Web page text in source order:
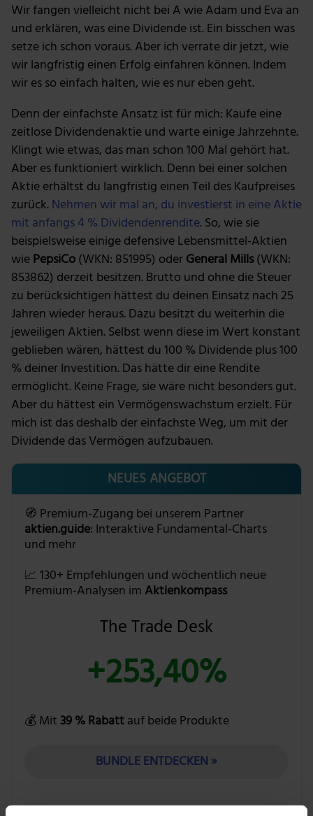
Wir fangen vielleicht nicht bei A wie Adam und Eva an
und erklären, was eine Dividende ist. Ein bisschen was
setze ich schon voraus. Aber ich verrate dir jetzt, wie
wir langfristig einen Erfolg einfahren können. Indem
wir es so einfach halten, wie es nur eben geht.
Denn der einfachste Ansatz ist für mich: Kaufe eine
zeitlose Dividendenaktie und warte einige Jahrzehnte.
Klingt wie etwas, das man schon 100 Mal gehört hat.
Aber es funktioniert wirklich. Denn bei einer solchen
Aktie erhältst du langfristig einen Teil des Kaufpreises
zurück.Nehmen wir mal an, du investierst in eine Aktie
mit anfangs 4 % Dividendenrendite. So, wie sie
beispielsweise einige defensive Lebensmittel-Aktien
wiePepsiCo(WKN: 851995) oderGeneral Mills(WKN:
853862) derzeit besitzen. Brutto und ohne die Steuer
zu berücksichtigen hättest du deinen Einsatz nach 25
Jahren wieder heraus. Dazu besitzt du weiterhin die
jeweiligen Aktien. Selbst wenn diese im Wert konstant
geblieben wären, hättest du 100 % Dividende plus 100
% deiner Investition. Das hätte dir eine Rendite
ermöglicht. Keine Frage, sie wäre nicht besonders gut.
Aber du hättest ein Vermögenswachstum erzielt. Für
mich ist das deshalb der einfachste Weg, um mit der
Dividende das Vermögen aufzubauen.
NEUES ANGEBOT
🧭 Premium-Zugang bei unserem Partner
aktien.guide: Interaktive Fundamental-Charts
und mehr
📈 130+ Empfehlungen und wöchentlich neue
Premium-Analysen im Aktienkompass
The Trade Desk
+253,40%
💰 Mit 39 % Rabattauf beide Produkte
BUNDLE ENTDECKEN »